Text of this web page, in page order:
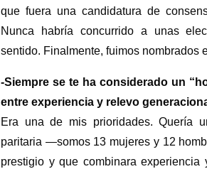
que fuera una candidatura de
Nunca habría concurrido a unas
sentido. Finalmente, fuimos nombrados
-Siempre se te ha considerado un
entre experiencia y relevo
Era una de mis prioridades. Quería
paritaria —somos 13 mujeres y 12
prestigio y que combinara